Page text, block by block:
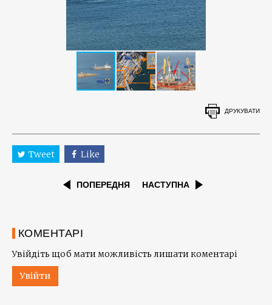
ДРУКУВАТИ
Tweet Like
ПОПЕРЕДНЯ НАСТУПНА
КОМЕНТАРІ
Увійдіть щоб мати можливість лишати коментарі
Увійти